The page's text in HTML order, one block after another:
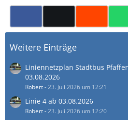
Weitere Einträge
Liniennetzplan Stadtbus
03.08.2026
Robert-23. Juli 2026 um 12:21
Linie 4 ab 03.08.2026
Robert-23. Juli 2026 um 12:20